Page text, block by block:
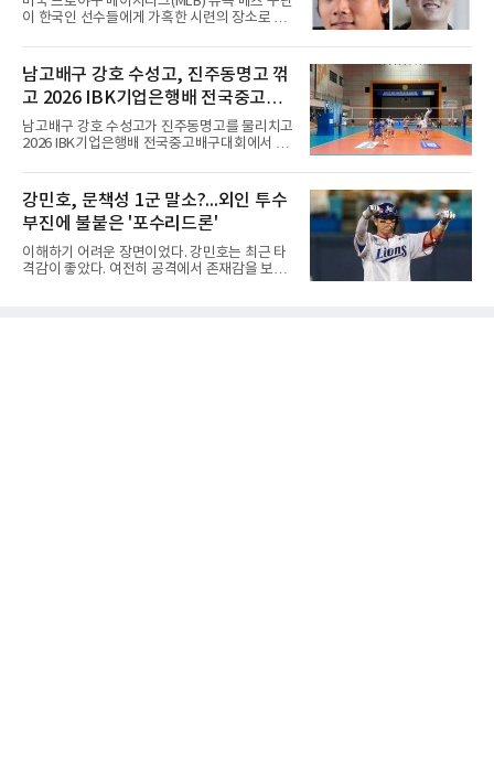
상 포인트(313점), 상금(9억8천400만원), 평균
타수(70.41타) 등 주요 부문 1위를 달리는 김민
솔이 하이원리조트 여자오픈에 나설 때 서교림
은 LPGA 에비앙 챔피언십에, 서교림
이 한국인 선수들에게 가혹한 시련의 장소로 전
대형 유망주로 기대를 모았던 투수 심준석에 이
어, 빅리그 경력을 지닌 내외야수 배지환까지 연
달아 뉴욕 메츠 산하 마이너리그에서 방출 통보
를 받는 아픔을 겪었다. 두 선수의 동반 이탈은
메츠 구단이 유독 한국 선수들에게 '기회의 땅'이
아닌 '무덤'처럼 작용하고 있음을 방증하고 있다.
고교 시절 시속 160km에 달하는 강속구로 큰 스
리츠와 마이애미 말린스를 거쳐 메츠에 둥지를
틀며 반등을 노렸으나
남고배구 강호 수성고, 진주동명고 꺾
고 2026 IBK기업은행배 전국중고배
구대회 4강 진출
남고배구 강호 수성고가 진주동명고를 물리치고
2026 IBK기업은행배 전국중고배구대회에서 18
한국중고배구 2차연맹전 준우승팀 수성고는 4
일 충북 제천 대원대 민송체육관에서 열린 대회
8강전에서 진주동명고를 상대로 공격력이 호조
를 보이며 세트스코어 3-1(25-19, 25-22, 21-
25, 25-23)으로 꺾었다. 인하부고도 부산동성고
를 맞아 뛰어난 조직력을 바탕으로 삼아 3-0(25-
19, 25-19, 25-23)으로 완승을 거두고 4강에 합
강민호, 문책성 1군 말소?...외인 투수
부진에 불붙은 '포수리드론'
이해하기 어려운 장면이었다. 강민호는 최근 타
격감이 좋았다. 여전히 공격에서 존재감을 보여